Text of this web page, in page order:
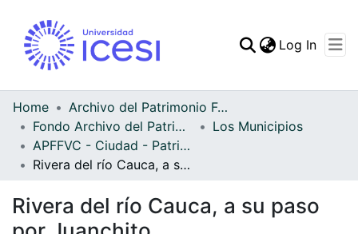
Statistics
Log In
Home
Archivo del Patrimonio Fotográfico y Fílmico del Valle del Cauca
Fondo Archivo del Patrimonio Fotográfico y Fílmico del Valle del Cauca
Los Municipios
APFFVC - Ciudad - Patrimonial
Rivera del río Cauca, a su paso por Juanchito
Rivera del río Cauca, a su paso